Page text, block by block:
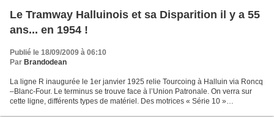
Le Tramway Halluinois et sa Disparition il y a 55
ans... en 1954 !
Publié le 18/09/2009 à 06:10
Par Brandodean
La ligne R inaugurée le 1er janvier 1925 relie Tourcoing à Halluin via Roncq
–Blanc-Four. Le terminus se trouve face à l’Union Patronale. On verra sur
cette ligne, différents types de matériel. Des motrices « Série 10 »